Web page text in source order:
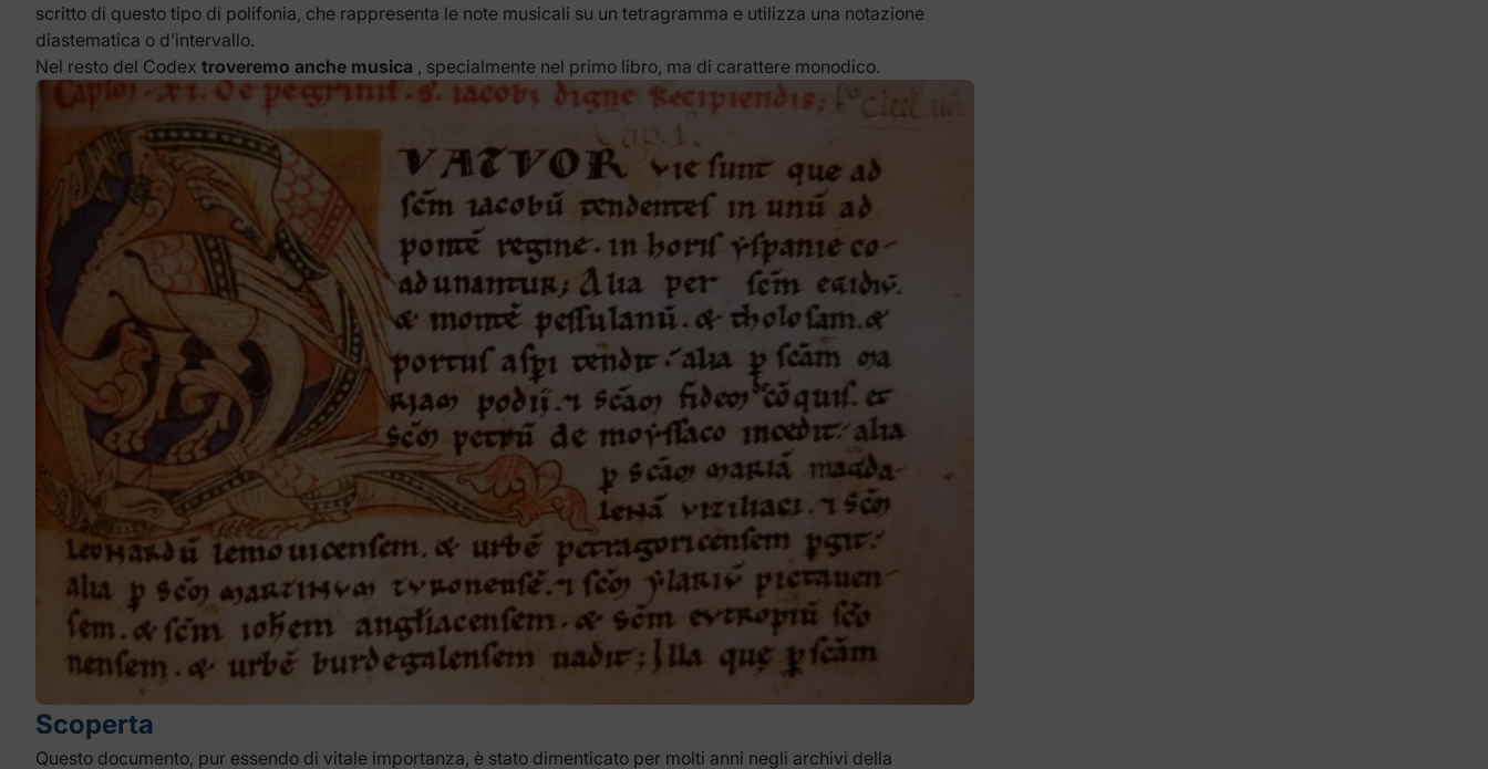
scritto di questo tipo di polifonia, che rappresenta le note musicali su un tetragramma e utilizza una notazione
diastematica o d’intervallo.
Nel resto del Codex troveremo anche musica , specialmente nel primo libro, ma di carattere monodico.
Scoperta
Questo documento, pur essendo di vitale importanza, è stato dimenticato per molti anni negli archivi della